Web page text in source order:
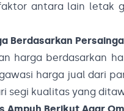
antara lain letak
Berdasarkan
harga berdasarkan
harga jual dari
segi kualitas yang